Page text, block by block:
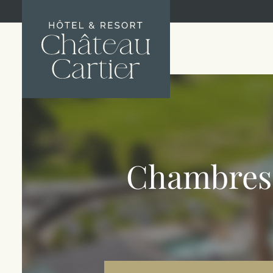
Chambres